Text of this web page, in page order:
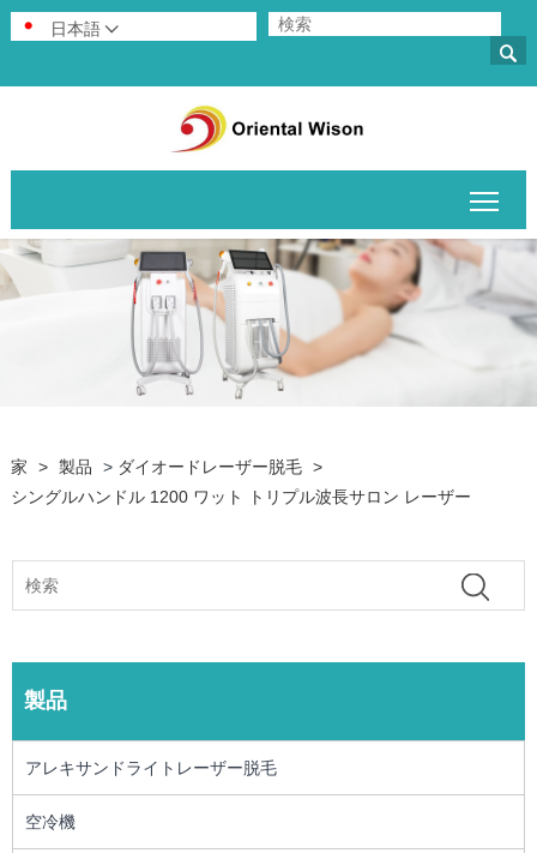

日本語 
家 > 製品 > ダイオードレーザー脱毛 >
シングルハンドル 1200 ワット トリプル波長サロン レーザー
製品
アレキサンドライトレーザー脱毛
空冷機